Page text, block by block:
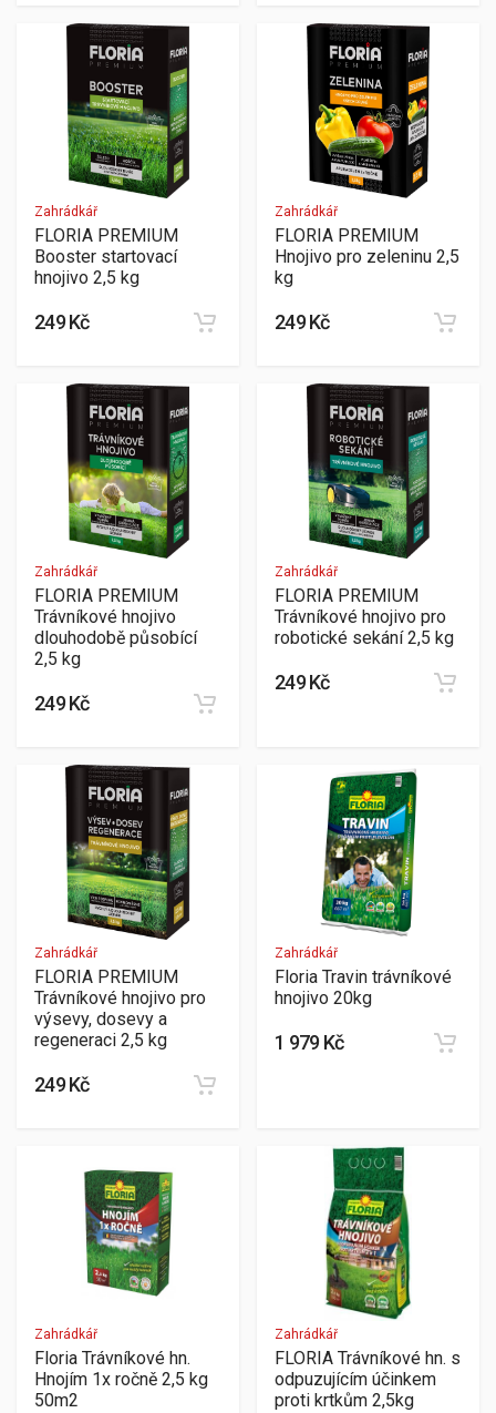
Zahrádkář
FLORIA PREMIUM
Booster startovací
hnojivo 2,5 kg
249 Kč
Zahrádkář
FLORIA PREMIUM
Hnojivo pro zeleninu 2,5
kg
249 Kč
Zahrádkář
FLORIA PREMIUM
Trávníkové hnojivo
dlouhodobě působící
2,5 kg
249 Kč
Zahrádkář
FLORIA PREMIUM
Trávníkové hnojivo pro
robotické sekání 2,5 kg
249 Kč
Zahrádkář
FLORIA PREMIUM
Trávníkové hnojivo pro
výsevy, dosevy a
regeneraci 2,5 kg
249 Kč
Zahrádkář
Floria Travin trávníkové
hnojivo 20kg
1 979 Kč
Zahrádkář
Floria Trávníkové hn.
Hnojím 1x ročně 2,5 kg
50m2
Zahrádkář
FLORIA Trávníkové hn. s
odpuzujícím účinkem
proti krtkům 2,5kg